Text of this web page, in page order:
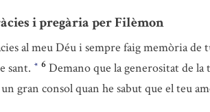
i pregària per Filèmon
al meu Déu i sempre faig memòria de
sant. * 6 Demano que la generositat de
gran consol quan he sabut que el teu